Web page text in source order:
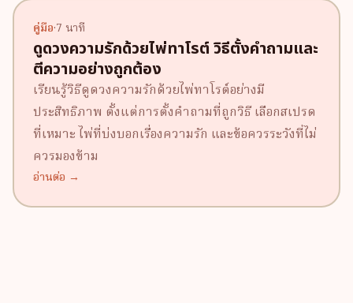
คู่มือ·7 นาที
ดูดวงความรักด้วยไพ่ทาโรต์ วิธีตั้งคำถามและ
ตีความอย่างถูกต้อง
เรียนรู้วิธีดูดวงความรักด้วยไพ่ทาโรต์อย่างมี
ประสิทธิภาพ ตั้งแต่การตั้งคำถามที่ถูกวิธี เลือกสเปรด
ที่เหมาะ ไพ่ที่บ่งบอกเรื่องความรัก และข้อควรระวังที่ไม่
ควรมองข้าม
อ่านต่อ →